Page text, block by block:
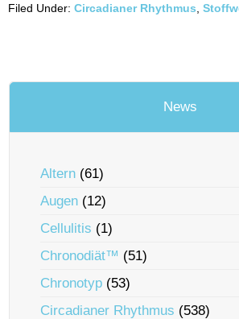
Filed Under: Circadianer Rhythmus
News
Altern (61)
Augen (12)
Cellulitis (1)
Chronodiät™ (51)
Chronotyp (53)
Circadianer Rhythmus (538)